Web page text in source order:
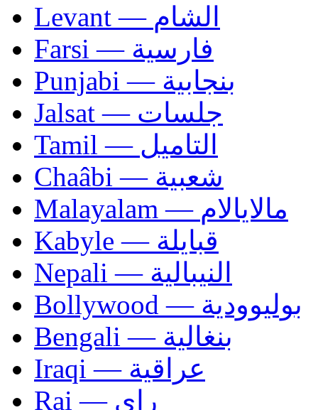
Levant — الشام
Farsi — فارسية
Punjabi — بنجابية
Jalsat — جلسات
Tamil — التاميل
Chaâbi — شعبية
Malayalam — مالايالام
Kabyle — قبايلة
Nepali — النيبالية
Bollywood — بوليوودية
Bengali — بنغالية
Iraqi — عراقية
Rai — راي